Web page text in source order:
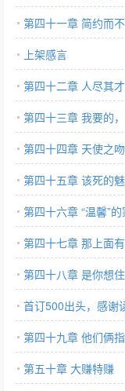
第四十一章 简约而
上架感言
第四十二章 人尽其才
第四十三章 我要的
第四十四章 天使之吻
第四十五章 该死的
第四十六章 “温馨”
第四十七章 那上面有
第四十八章 是你想
首订500出头，感谢
第四十九章 他们俩指
第五十章 大赚特赚